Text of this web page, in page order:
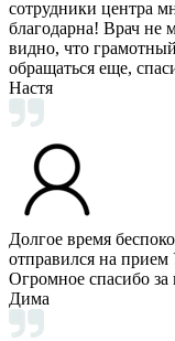
сотрудники центра
благодарна! Врач не
видно, что
обращаться еще,
Настя
Долгое время
отправился на
Огромное спасибо
Дима